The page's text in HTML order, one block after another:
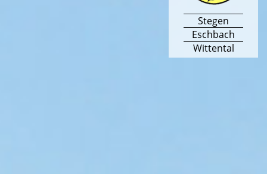
Stegen
Eschbach
Wittental